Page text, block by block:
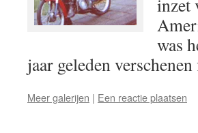
inzet
was
jaar geleden
Meer galerijen | Een reactie plaatsen